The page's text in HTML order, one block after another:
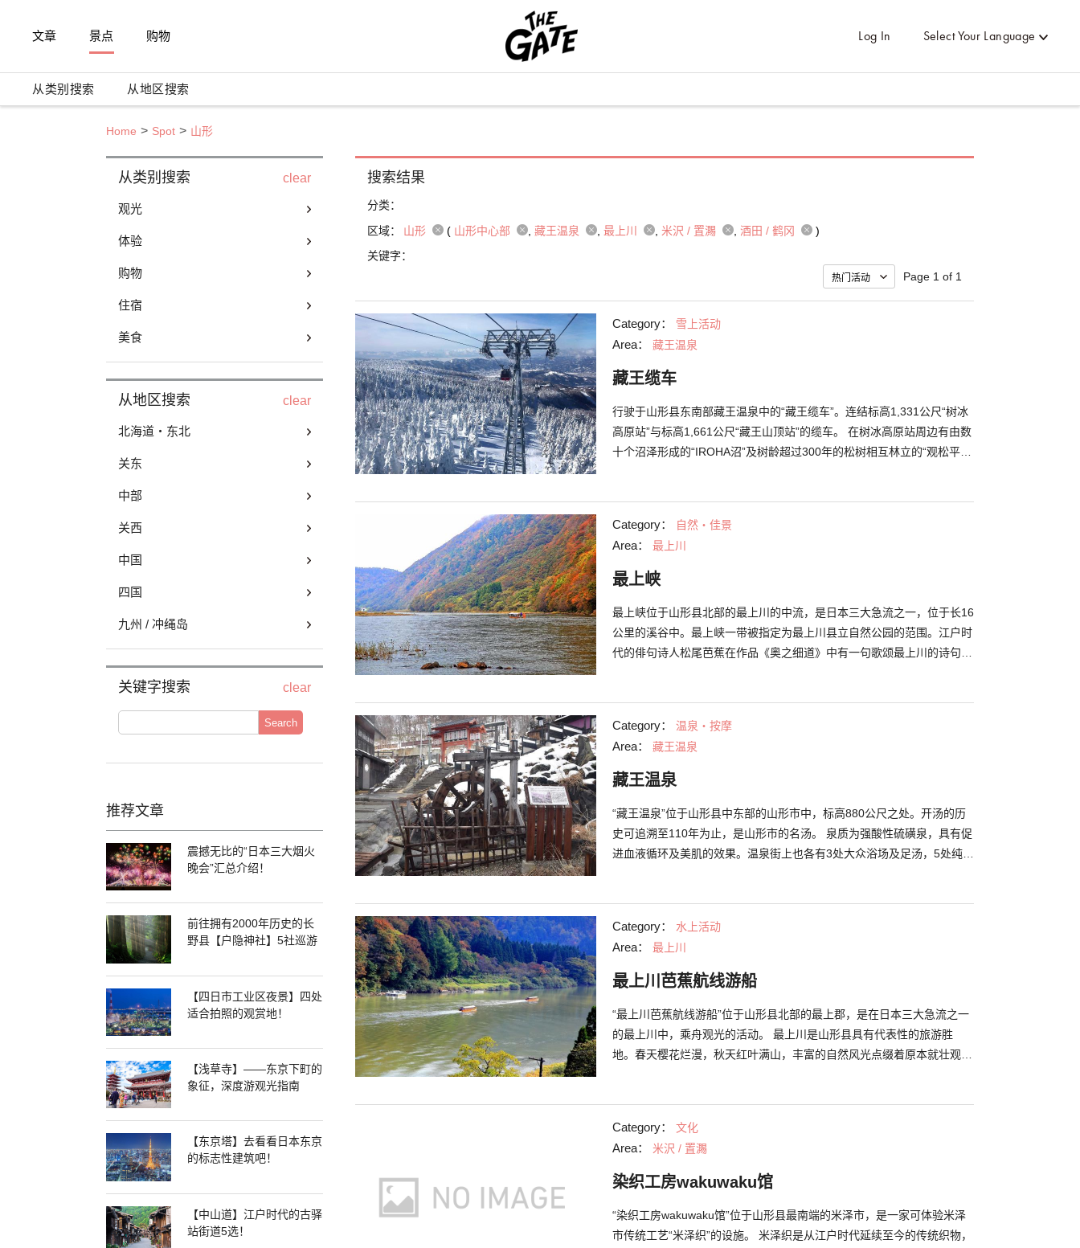
文章 景点 购物 Log In Select Your Language
从类别搜索 从地区搜索
Home Spot 山形
从类别搜索 clear
观光
体验
购物
住宿
美食
从地区搜索 clear
北海道・东北
关东
中部
关西
中国
四国
九州 / 冲绳岛
关键字搜索 clear
Search
推荐文章
震撼无比的“日本三大烟火
晚会”汇总介绍！
前往拥有2000年历史的长
野县【户隐神社】5社巡游
【四日市工业区夜景】四处
适合拍照的观赏地！
【浅草寺】——东京下町的
象征，深度游观光指南
【东京塔】去看看日本东京
的标志性建筑吧！
【中山道】江户时代的古驿
站街道5选！
搜索结果
分类：
区域：
山形 ( 山形中心部 藏王温泉 最上川 米沢 / 置瀃 酒田 / 鹤冈
)
关键字：
Page 1 of 1
Category： 雪上活动
Area： 藏王温泉
藏王缆车
行驶于山形县东南部藏王温泉中的“藏王缆车”。连结标高1,331公尺“树冰
高原站”与标高1,661公尺“藏王山顶站”的缆车。 在树冰高原站周边有由数
十个沼泽形成的“IROHA沼”及树龄超过300年的松树相互林立的“观松平”
到白雪妆点而形成的树冰。大自然的神秘相互交织而成景色，美得令人赞
叹不已。夜间行驶时，能欣赏到一整片树冰在点灯下所形成的梦幻世界。
Category： 自然・佳景
Area： 最上川
最上峡
最上峡位于山形县北部的最上川的中流，是日本三大急流之一，位于长16
公里的溪谷中。最上峡一带被指定为最上川县立自然公园的范围。江户时
代的俳句诗人松尾芭蕉在作品《奥之细道》中有一句歌颂最上川的诗句，
现在也有小船在运行，在1个小时内可以欣赏河川两岸壮大而美丽的景
色。从12月到3月末，可以一边窝在暖呼呼的被炉中，一边欣赏冬日景色
的“被炉船”登场运行，在船上还可以在欣赏最上峡的佳景的过程中一边享
Category： 温泉・按摩
Area： 藏王温泉
藏王温泉
“藏王温泉”位于山形县中东部的山形市中，标高880公尺之处。开汤的历
史可追溯至110年为止，是山形市的名汤。 泉质为强酸性硫磺泉，具有促
进血液循环及美肌的效果。温泉街上也各有3处大众浴场及足汤，5处纯泡
服务喔。在藏王观光谘询所中以1,300日圆贩售着。此外，在温泉街上的
“田中Kokeshi屋”中，能将购买的“巡汤木芥子”带到此处进行插图体验。不
妨试着制作独创的伴手礼来作为造访藏王温泉的纪念吧。 藏王温泉周边
冰，因此请务必试着要造访此处喔！
Category： 水上活动
Area： 最上川
最上川芭蕉航线游船
“最上川芭蕉航线游船”位于山形县北部的最上郡，是在日本三大急流之一
的最上川中，乘舟观光的活动。 最上川是山形县具有代表性的旅游胜
地。春天樱花烂漫，秋天红叶满山，丰富的自然风光点缀着原本就壮观的
夫就过去了。此外还可以预订盒饭，您可以体验边用餐边坐船，体验顺流
而下的乐趣。 位于下船地点草薙港的“川之站・最上峡草薙”提供使用当地
食材烹制的菜肴和丰富的山形特产，可让您尽情品味山形的魅力。
Category： 文化
Area： 米沢 / 置瀃
染织工房wakuwaku馆
“染织工房wakuwaku馆”位于山形县最南端的米泽市，是一家可体验米泽
市传统工艺“米泽织”的设施。 米泽织是从江户时代延续至今的传统织物，